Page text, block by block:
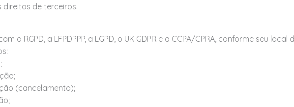
de terceiros.
o RGPD, a LFPDPPP, a LGPD, o UK GDPR e a CCPA/CPRA, conforme seu
(cancelamento);